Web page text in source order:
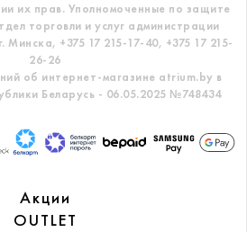
их прав. Уполномоченные по защите
торговли и услуг администрации
Минска, +375 17 215-17-40, +375 17 215-
26-26
об интернет-магазине atrium.by в
Беларусь - 06.05.2025 №748434
Акции
OUTLET